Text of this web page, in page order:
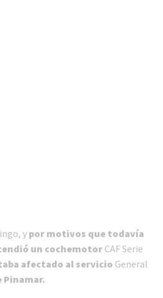
y por motivos que todavía
un cochemotor CAF Serie
afectado al servicio General
Pinamar.